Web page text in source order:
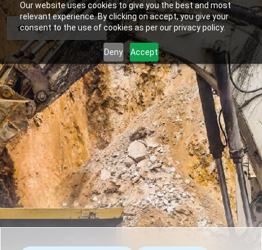
Our website uses cookies to give you the best and most
relevant experience. By clicking on accept, you give your
consent to the use of cookies as per our privacy policy.
Deny Accept
/ Segmento Adulto/ Operación de Equipo Pesado en Gran Minería